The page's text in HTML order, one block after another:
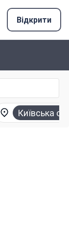
Відкрити
Київська